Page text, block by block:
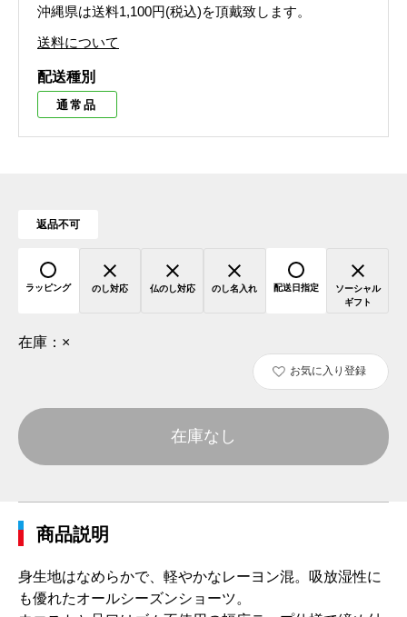
沖縄県は送料1,100円(税込)を頂戴致します。
送料について
配送種別
通常品
返品不可
ラッピング のし対応 仏のし対応 のし名入れ 配送日指定
ソーシャル
ギフト
在庫： ×
お気に入り登録
在庫なし
商品説明
身生地はなめらかで、軽やかなレーヨン混。吸放湿性に
も優れたオールシーズンショーツ。